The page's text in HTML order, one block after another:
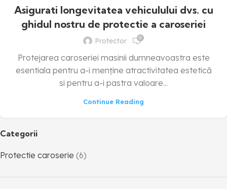
Categorii
Protectie caroserie (6)
Asigurati longevitatea vehiculului dvs. cu
ghidul nostru de protectie a caroseriei
Protector 0
Protejarea caroseriei masinii dumneavoastra este
esentiala pentru a-i menține atractivitatea estetică
si pentru a-i pastra valoare...
Continue Reading